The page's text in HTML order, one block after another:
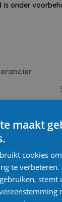
is onder
maakt
cookies
te verbeteren.
stemt